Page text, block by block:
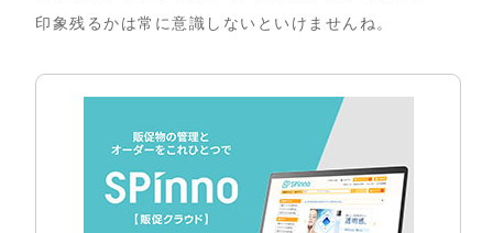
印象残るかは常に意識しないといけませんね。